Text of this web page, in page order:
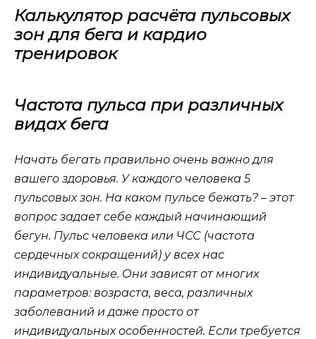
Калькулятор расчёта пульсовых
зон для бега и кардио
тренировок
Частота пульса при различных
видах бега
Начать бегать правильно очень важно для
вашего здоровья. У каждого человека 5
пульсовых зон. На каком пульсе бежать? – этот
вопрос задает себе каждый начинающий
бегун. Пульс человека или ЧСС (частота
сердечных сокращений) у всех нас
индивидуальные. Они зависят от многих
параметров: возраста, веса, различных
заболеваний и даже просто от
индивидуальных особенностей. Если требуется